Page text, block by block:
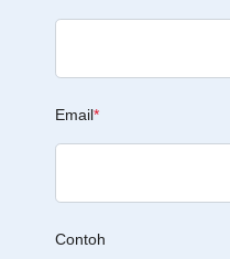
Email*
Contoh